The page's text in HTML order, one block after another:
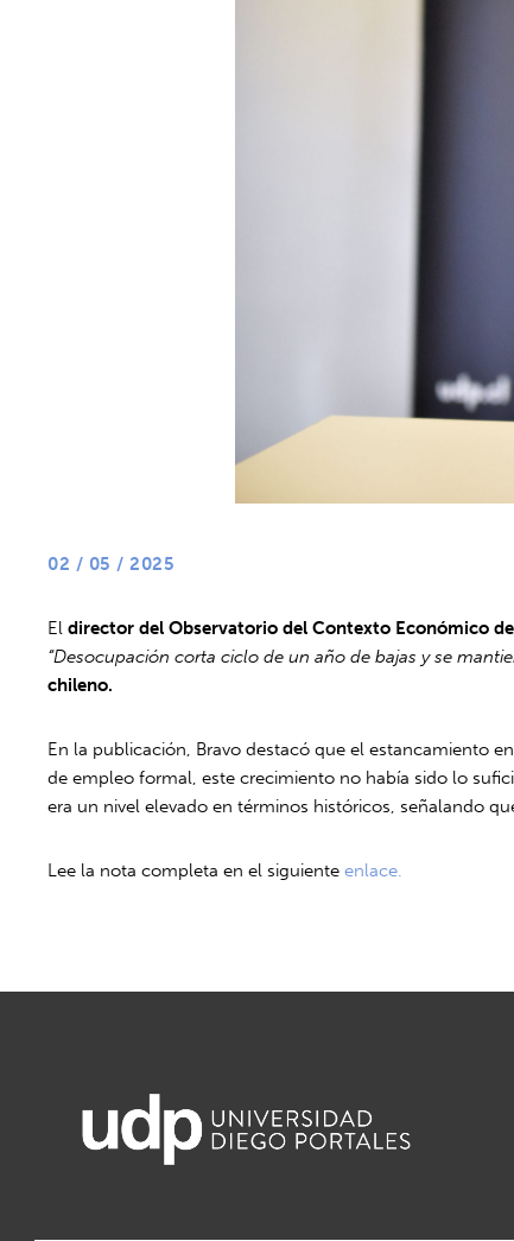
02 / 05 / 2025
Eldirector del Observatorio del Contexto Económico
“Desocupación corta ciclo de un año de bajas y se
chileno.
En la publicación, Bravo destacó que el estancamiento
de empleo formal, este crecimiento no había sido lo
era un nivel elevado en términos históricos, señalando
Lee la nota completa en el siguienteenlace.